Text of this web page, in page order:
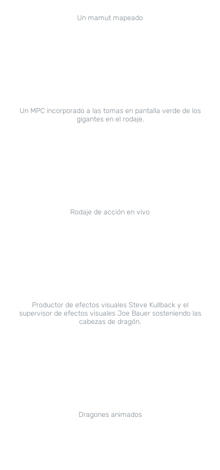
Un mamut mapeado
Un MPC incorporado a las tomas en pantalla verde de los
gigantes en el rodaje.
Rodaje de acción en vivo
Productor de efectos visuales Steve Kullback y el
supervisor de efectos visuales Joe Bauer sosteniendo las
cabezas de dragón.
Dragones animados